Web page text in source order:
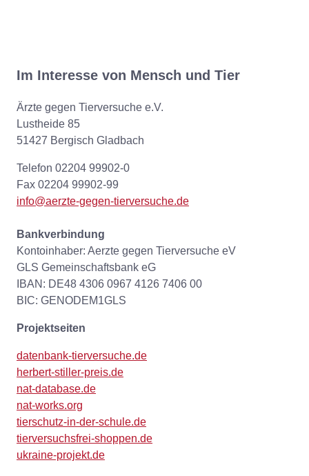
Im Interesse von Mensch und Tier
Ärzte gegen Tierversuche e.V.
Lustheide 85
51427 Bergisch Gladbach
Telefon 02204 99902-0
Fax 02204 99902-99
info@aerzte-gegen-tierversuche.de
Bankverbindung
Kontoinhaber: Aerzte gegen Tierversuche eV
GLS Gemeinschaftsbank eG
IBAN: DE48 4306 0967 4126 7406 00
BIC: GENODEM1GLS
Projektseiten
datenbank-tierversuche.de
herbert-stiller-preis.de
nat-database.de
nat-works.org
tierschutz-in-der-schule.de
tierversuchsfrei-shoppen.de
ukraine-projekt.de